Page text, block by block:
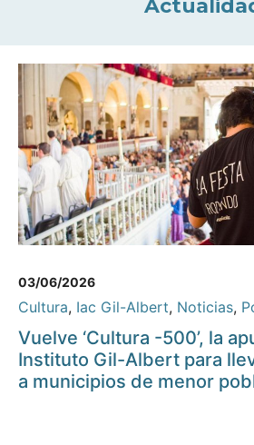
03/06/2026
Cultura, Iac Gil-Albert, Noticias,
Vuelve ‘Cultura -500’, la
Instituto Gil-Albert para
a municipios de menor